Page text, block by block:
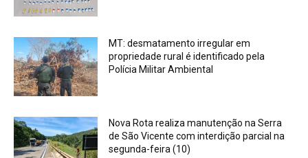
MT: desmatamento irregular em
propriedade rural é identificado pela
Polícia Militar Ambiental
Nova Rota realiza manutenção na Serra
de São Vicente com interdição parcial na
segunda-feira (10)